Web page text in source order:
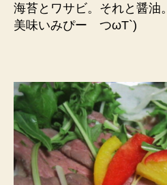
海苔とワサビ。それと醤油。
美味いみぴー つωT`)